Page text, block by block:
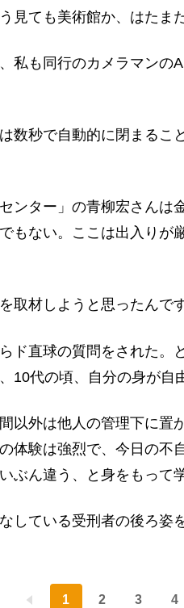
見ても美術館か、はたま
私も同行のカメラマンの
数秒で自動的に閉まる
ンター」の青柳宏さん
もない。ここは出入りが
取材しようと思ったんで
ド直球の質問をされた。
10代の頃、自分の身が自
以外は他人の管理下に置
体験は強烈で、今日の不
ぶん違う、と身をもって
している受刑者の後ろ姿
1 2 3 4